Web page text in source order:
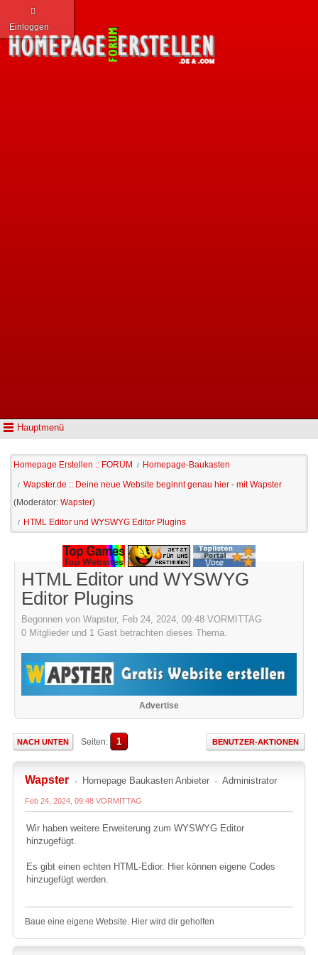
Hauptmenü
Einloggen
Homepage Erstellen :: FORUM / Homepage-Baukasten
/ Wapster.de :: Deine neue Website beginnt genau hier - mit Wapster
(Moderator: Wapster)
/ HTML Editor und WYSWYG Editor Plugins
HTML Editor und WYSWYG
Editor Plugins
Begonnen von Wapster, Feb 24, 2024, 09:48 VORMITTAG
0 Mitglieder und 1 Gast betrachten dieses Thema.
Advertise
NACH UNTEN Seiten 1 BENUTZER-AKTIONEN
Wapster Homepage Baukasten Anbieter Administrator
Feb 24, 2024, 09:48 VORMITTAG
Wir haben weitere Erweiterung zum WYSWYG Editor
hinzugefügt.
Es gibt einen echten HTML-Edior. Hier können eigene Codes
hinzugefügt werden.
Baue eine eigene Website. Hier wird dir geholfen